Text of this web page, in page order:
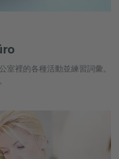
室裡的各種活動並練習詞彙。